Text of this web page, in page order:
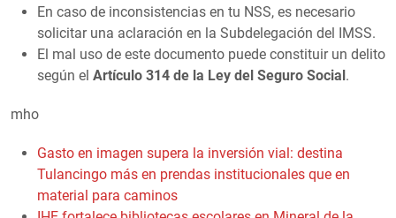
En caso de inconsistencias en tu NSS, es necesario
solicitar una aclaración en la Subdelegación del IMSS.
El mal uso de este documento puede constituir un delito
según el Artículo 314 de la Ley del Seguro Social.
mho
Gasto en imagen supera la inversión vial: destina
Tulancingo más en prendas institucionales que en
material para caminos